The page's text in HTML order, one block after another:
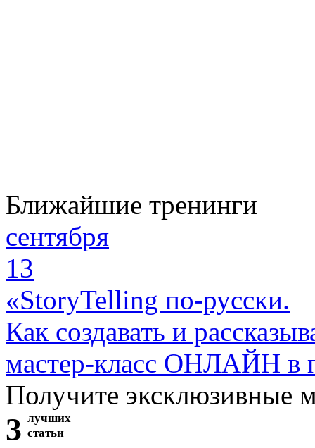
Ближайшие тренинги
сентября
13
«StoryTelling по-русски.
Как создавать и
мастер-класс ОНЛАЙН в
Получите эксклюзивные
3 лучших
статьи